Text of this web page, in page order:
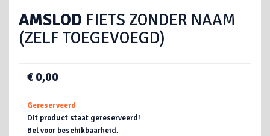
AMSLOD FIETS ZONDER NAAM
(ZELF TOEGEVOEGD)
€ 0,00
Gereserveerd
Dit product staat gereserveerd!
Bel voor beschikbaarheid.